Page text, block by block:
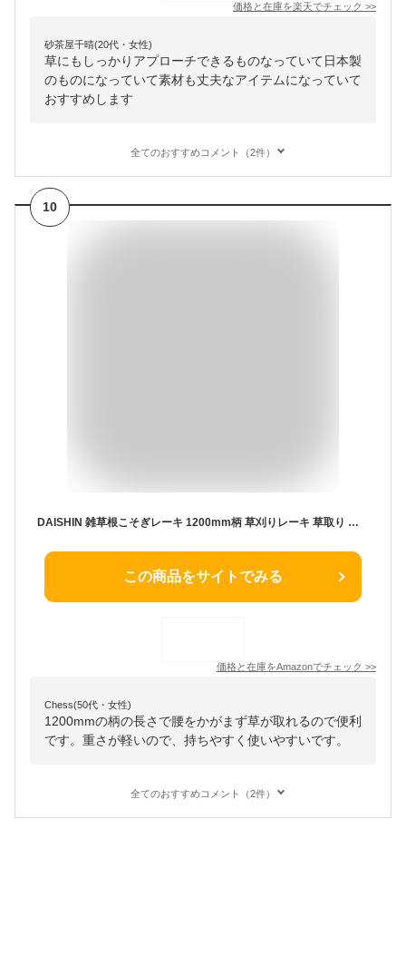
価格と在庫を楽天でチェック >>
砂茶屋千晴(20代・女性)
草にもしっかりアプローチできるものなっていて日本製
のものになっていて素材も丈夫なアイテムになっていて
おすすめします
全てのおすすめコメント（2件）
10
DAISHIN 雑草根こそぎレーキ 1200mm柄 草刈りレーキ 草取り 道具 草削り 立ったまま 草取り器 立っ た まま 庭 の 雑草むしり らくらく 除草 畑 あぜ 道 公園 カマ 女性 庭 草刈 クサカリ 草刈り 際刈り 軽量 軽い 長柄 安全 お手軽 鎌 農具 草むしり 便利 グッズ 田んぼ
この商品をサイトでみる
価格と在庫をAmazonでチェック >>
Chess(50代・女性)
1200mmの柄の長さで腰をかがまず草が取れるので便利
です。重さが軽いので、持ちやすく使いやすいです。
全てのおすすめコメント（2件）